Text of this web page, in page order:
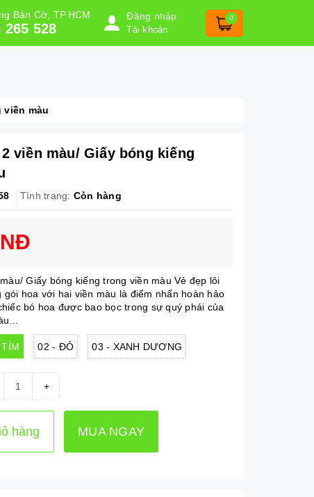
Bàn Cờ, TP.HCM
265 528
Đăng nhập
Tài khoản
0
viền màu
viền màu/ Giấy bóng kiếng
Tình trạng: Còn hàng
Giấy bóng kiếng trong viền màu Vẻ đẹp lôi
gói hoa với hai viền màu là điểm nhấn hoàn hảo
bó hoa được bao bọc trong sự quý phái của
02 - ĐỎ 03 - XANH DƯƠNG
+
hàng MUA NGAY